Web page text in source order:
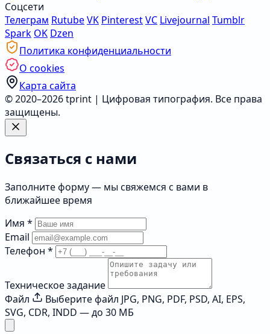
Соцсети
Телеграм RutubeVK PinterestVC Livejournal Tumblr
Spark OK Dzen
Политика конфиденциальности
О cookies
Карта сайта
© 2020–2026 tprint | Цифровая типография. Все права
защищены.
Связаться с нами
Заполните форму — мы свяжемся с вами в
ближайшее время
Имя *
Email
Телефон *
Техническое задание
Файл
Выберите файл JPG, PNG, PDF, PSD, AI, EPS,
SVG, CDR, INDD — до 30 МБ